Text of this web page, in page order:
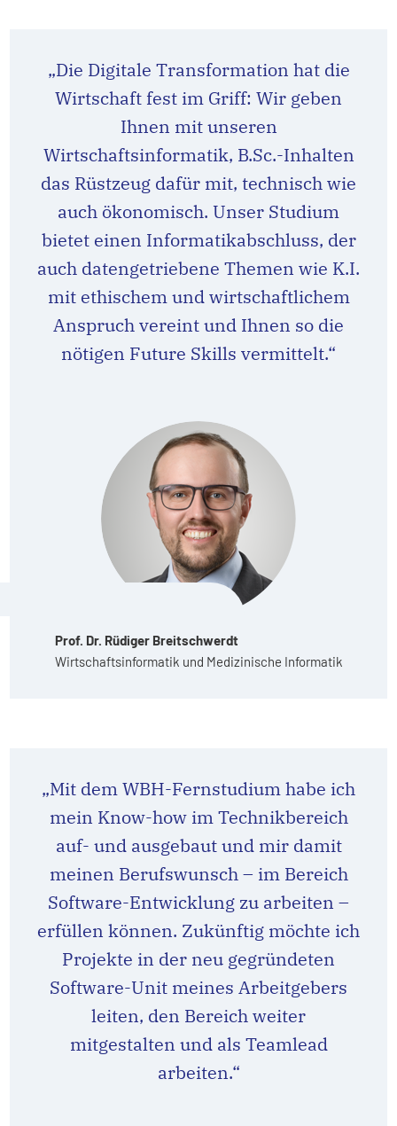
„Die Digitale Transformation hat die
Wirtschaft fest im Griff: Wir geben
Ihnen mit unseren
Wirtschaftsinformatik, B.Sc.-Inhalten
das Rüstzeug dafür mit, technisch wie
auch ökonomisch. Unser Studium
bietet einen Informatikabschluss, der
auch datengetriebene Themen wie K.I.
mit ethischem und wirtschaftlichem
Anspruch vereint und Ihnen so die
nötigen Future Skills vermittelt.“
Prof. Dr. Rüdiger Breitschwerdt
Wirtschaftsinformatik und Medizinische Informatik
„Mit dem WBH-Fernstudium habe ich
mein Know-how im Technikbereich
auf- und ausgebaut und mir damit
meinen Berufswunsch – im Bereich
Software-Entwicklung zu arbeiten –
erfüllen können. Zukünftig möchte ich
Projekte in der neu gegründeten
Software-Unit meines Arbeitgebers
leiten, den Bereich weiter
mitgestalten und als Teamlead
arbeiten.“